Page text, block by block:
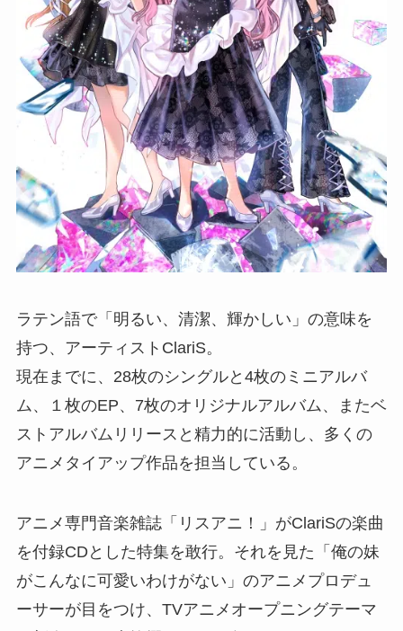
ラテン語で「明るい、清潔、輝かしい」の意味を
持つ、アーティストClariS。
現在までに、28枚のシングルと4枚のミニアルバ
ム、１枚のEP、7枚のオリジナルアルバム、またベ
ストアルバムリリースと精力的に活動し、多くの
アニメタイアップ作品を担当している。
アニメ専門音楽雑誌「リスアニ！」がClariSの楽曲
を付録CDとした特集を敢行。それを見た「俺の妹
がこんなに可愛いわけがない」のアニメプロデュ
ーサーが目をつけ、TVアニメオープニングテーマ